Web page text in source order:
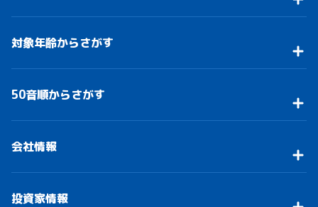
対象年齢からさがす
50音順からさがす
会社情報
投資家情報